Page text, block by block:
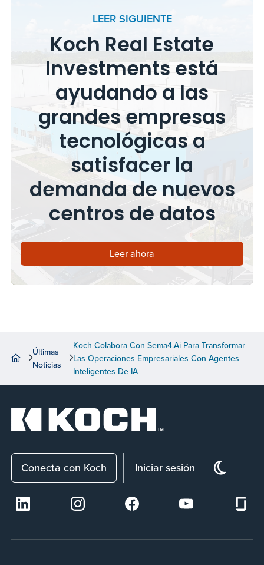
LEER SIGUIENTE
Koch Real Estate
Investments está
ayudando a las
grandes empresas
tecnológicas a
satisfacer la
demanda de nuevos
centros de datos
Leer ahora
Últimas
Noticias
Koch Colabora Con Sema4.ai Para Transformar
Las Operaciones Empresariales Con Agentes
Inteligentes De IA
Conecta con Koch Iniciar sesión